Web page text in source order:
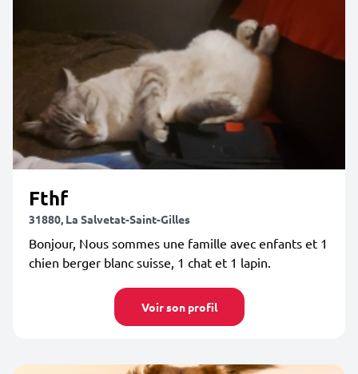
Fthf
31880, La Salvetat-Saint-Gilles
Bonjour, Nous sommes une famille avec enfants et 1
chien berger blanc suisse, 1 chat et 1 lapin.
Voir son profil